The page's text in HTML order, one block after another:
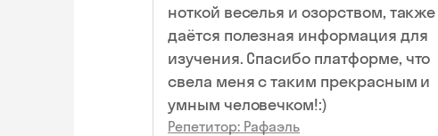
ноткой веселья и озорством, также
даётся полезная информация для
изучения. Спасибо платформе, что
свела меня с таким прекрасным и
умным человечком!:)
Репетитор: Рафаэль